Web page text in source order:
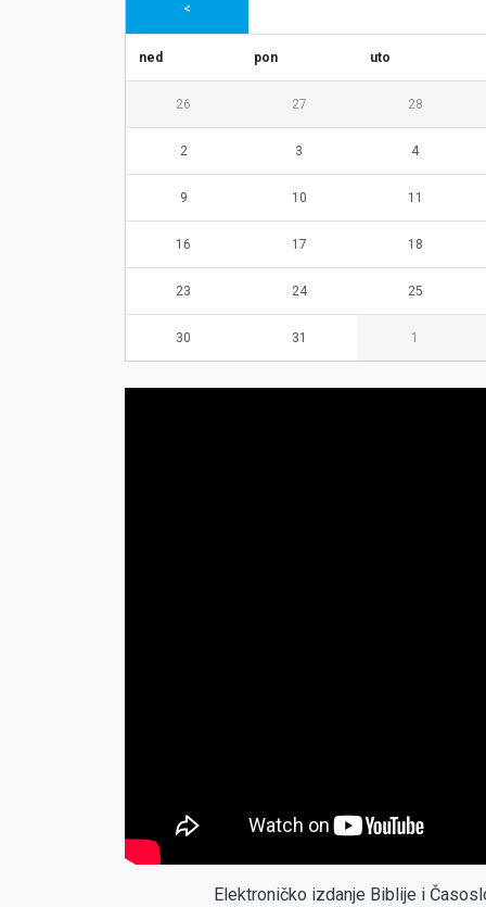
<
ned pon uto
26 27 28
2 3 4
9 10 11
16 17 18
23 24 25
30 31 1
Elektroničko izdanje Biblije i